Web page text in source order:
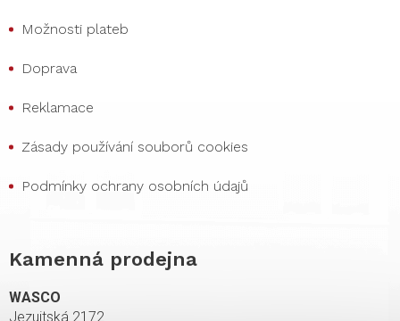
Možnosti plateb
Doprava
Reklamace
Zásady používání souborů cookies
Podmínky ochrany osobních údajů
Kamenná prodejna
WASCO
Jezuitská 2172